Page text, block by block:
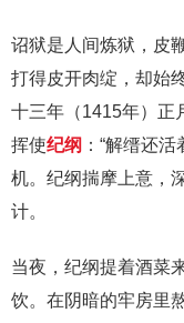
诏狱是人间炼狱，皮
打得皮开肉绽，却始
十三年（1415年）正
挥使纪纲 ：“解缙还
机。纪纲揣摩上意，
计。
当夜，纪纲提着酒菜
饮。在阴暗的牢房里